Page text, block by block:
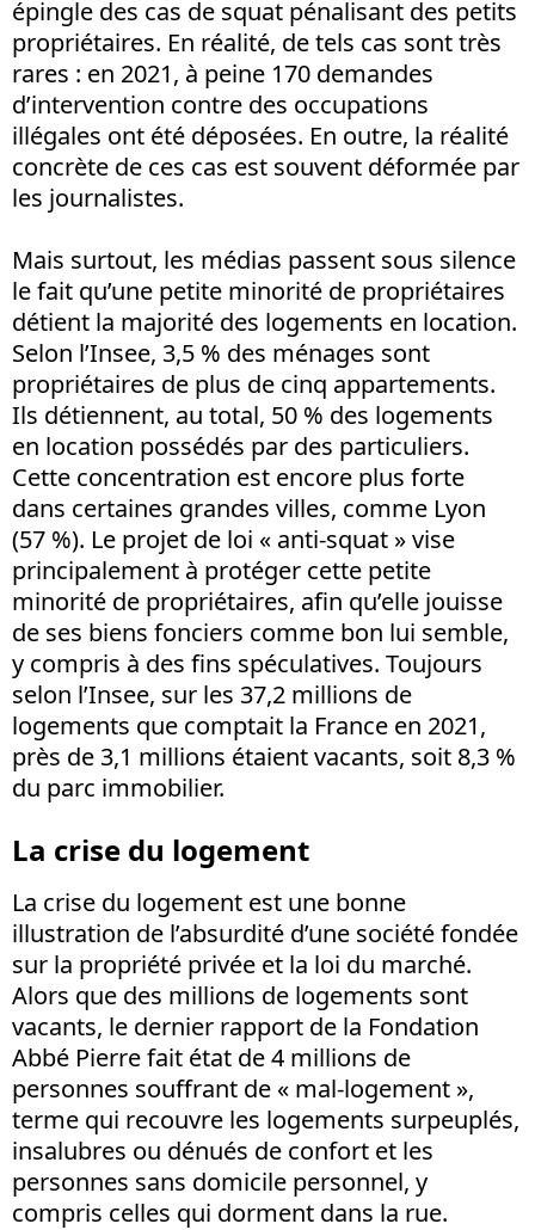
épingle des cas de squat pénalisant des petits
propriétaires. En réalité, de tels cas sont très
rares : en 2021, à peine 170 demandes
d’intervention contre des occupations
illégales ont été déposées. En outre, la réalité
concrète de ces cas est souvent déformée par
les journalistes.
Mais surtout, les médias passent sous silence
le fait qu’une petite minorité de propriétaires
détient la majorité des logements en location.
Selon l’Insee, 3,5 % des ménages sont
propriétaires de plus de cinq appartements.
Ils détiennent, au total, 50 % des logements
en location possédés par des particuliers.
Cette concentration est encore plus forte
dans certaines grandes villes, comme Lyon
(57 %). Le projet de loi « anti-squat » vise
principalement à protéger cette petite
minorité de propriétaires, afin qu’elle jouisse
de ses biens fonciers comme bon lui semble,
y compris à des fins spéculatives. Toujours
selon l’Insee, sur les 37,2 millions de
logements que comptait la France en 2021,
près de 3,1 millions étaient vacants, soit 8,3 %
du parc immobilier.
La crise du logement
La crise du logement est une bonne
illustration de l’absurdité d’une société fondée
sur la propriété privée et la loi du marché.
Alors que des millions de logements sont
vacants, le dernier rapport de la Fondation
Abbé Pierre fait état de 4 millions de
personnes souffrant de « mal-logement »,
terme qui recouvre les logements surpeuplés,
insalubres ou dénués de confort et les
personnes sans domicile personnel, y
compris celles qui dorment dans la rue.